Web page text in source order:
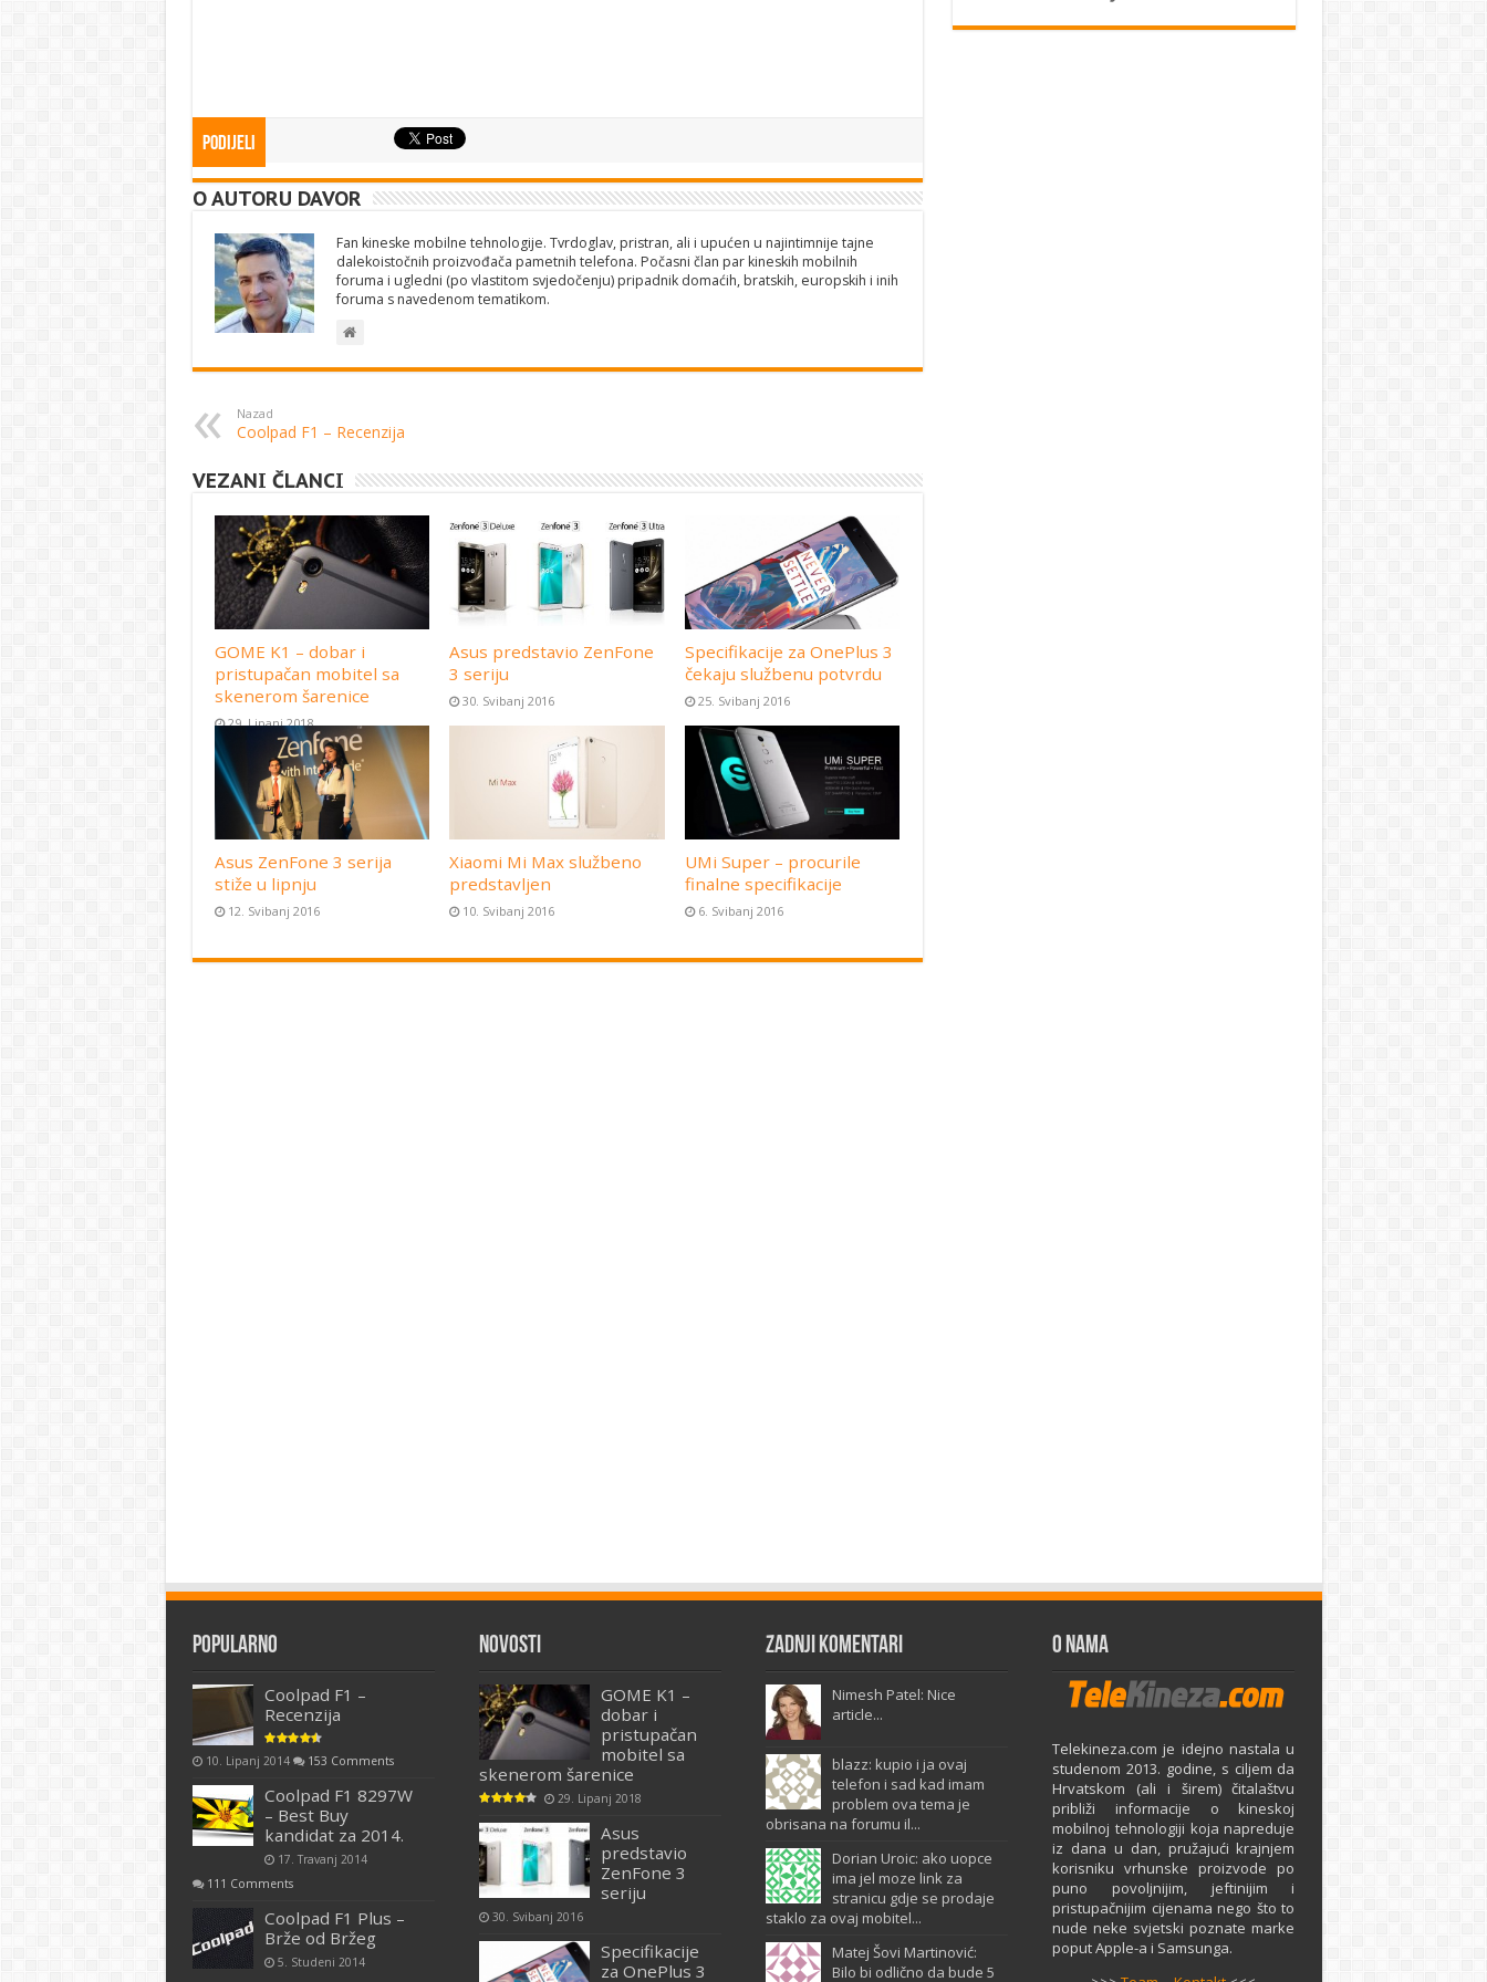
Podijeli
O AUTORU DAVOR
Fan kineske mobilne tehnologije. Tvrdoglav, pristran, ali i upućen u najintimnije tajne
dalekoistočnih proizvođača pametnih telefona. Počasni član par kineskih mobilnih
foruma i ugledni (po vlastitom svjedočenju) pripadnik domaćih, bratskih, europskih i inih
foruma s navedenom tematikom.
Nazad
Coolpad F1 – Recenzija
VEZANI ČLANCI
GOME K1 – dobar i
pristupačan mobitel sa
skenerom šarenice
29. Lipanj 2018
Asus predstavio ZenFone
3 seriju
30. Svibanj 2016
Specifikacije za OnePlus 3
čekaju službenu potvrdu
25. Svibanj 2016
Asus ZenFone 3 serija
stiže u lipnju
12. Svibanj 2016
Xiaomi Mi Max službeno
predstavljen
10. Svibanj 2016
UMi Super – procurile
finalne specifikacije
6. Svibanj 2016
Popularno
Coolpad F1 –
Recenzija
10. Lipanj 2014 153 Comments
Coolpad F1 8297W
– Best Buy
kandidat za 2014.
17. Travanj 2014
111 Comments
Coolpad F1 Plus –
Brže od Bržeg
5. Studeni 2014
Novosti
GOME K1 –
dobar i
pristupačan
mobitel sa
skenerom šarenice
29. Lipanj 2018
Asus
predstavio
ZenFone 3
seriju
30. Svibanj 2016
Specifikacije
za OnePlus 3
Zadnji komentari
Nimesh Patel: Nice
article...
blazz: kupio i ja ovaj
telefon i sad kad imam
problem ova tema je
obrisana na forumu il...
Dorian Uroic: ako uopce
ima jel moze link za
stranicu gdje se prodaje
staklo za ovaj mobitel...
Matej Šovi Martinović:
Bilo bi odlično da bude 5
O Nama
Telekineza.com je idejno nastala u
studenom 2013. godine, s ciljem da
Hrvatskom (ali i širem) čitalaštvu
približi informacije o kineskoj
mobilnoj tehnologiji koja napreduje
iz dana u dan, pružajući krajnjem
korisniku vrhunske proizvode po
puno povoljnijim, jeftinijim i
pristupačnijim cijenama nego što to
nude neke svjetski poznate marke
poput Apple-a i Samsunga.